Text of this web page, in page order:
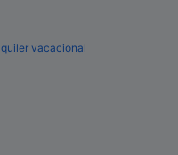
vacacional